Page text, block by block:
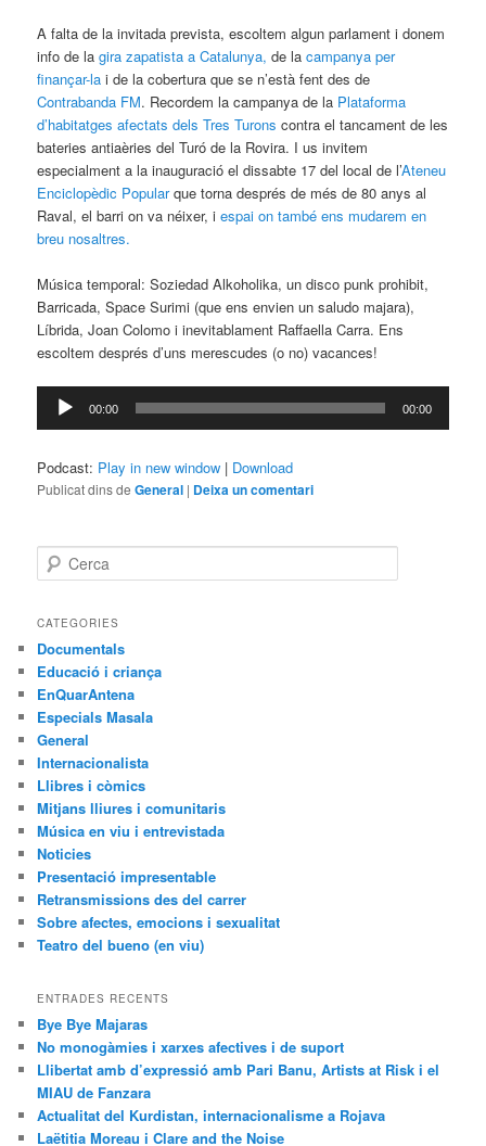
A falta de la invitada prevista, escoltem algun parlament i donem
info de lagira zapatista a Catalunya, de lacampanya per
finançar-la i de la cobertura que se n’està fent des de
Contrabanda FM. Recordem la campanya de la Plataforma
d’habitatges afectats dels Tres Turons contra el tancament de les
bateries antiaèries del Turó de la Rovira. I us invitem
especialment a la inauguració el dissabte 17 del local de l’Ateneu
Enciclopèdic Popularque torna després de més de 80 anys al
Raval, el barri on va néixer, iespai on també ens mudarem en
breu nosaltres.
Música temporal: Soziedad Alkoholika, un disco punk prohibit,
Barricada, Space Surimi (que ens envien un saludo majara),
Líbrida, Joan Colomo i inevitablament Raffaella Carra. Ens
escoltem després d’uns merescudes (o no) vacances!
Reproductor
d'àudio
00:00 00:00
Podcast: Play in new window | Download
Publicat dins de General | Deixa un comentari
e
c
CATEGORIES
Documentals
Educació i criança
EnQuarAntena
Especials Masala
General
Internacionalista
Llibres i còmics
Mitjans lliures i comunitaris
Música en viu i entrevistada
Noticies
Presentació impresentable
Retransmissions des del carrer
Sobre afectes, emocions i sexualitat
Teatro del bueno (en viu)
ENTRADES RECENTS
Bye Bye Majaras
No monogàmies i xarxes afectives i de suport
Llibertat amb d’expressió amb Pari Banu, Artists at Risk i el
MIAU de Fanzara
Actualitat del Kurdistan, internacionalisme a Rojava
Laëtitia Moreau i Clare and the Noise